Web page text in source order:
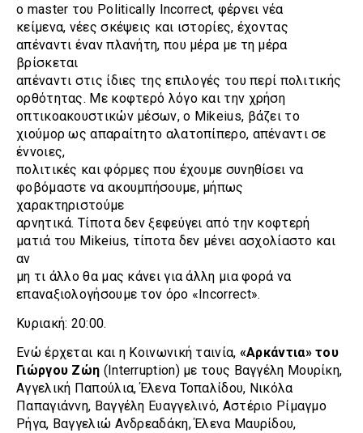
ο master του Politically Incorrect, φέρνει νέα
κείμενα, νέες σκέψεις και ιστορίες, έχοντας
απέναντι έναν πλανήτη, που μέρα με τη μέρα
βρίσκεται
απέναντι στις ίδιες της επιλογές του περί πολιτικής
ορθότητας. Με κοφτερό λόγο και την χρήση
οπτικοακουστικών μέσων, ο Mikeius, βάζει το
χιούμορ ως απαραίτητο αλατοπίπερο, απέναντι σε
έννοιες,
πολιτικές και φόρμες που έχουμε συνηθίσει να
φοβόμαστε να ακουμπήσουμε, μήπως
χαρακτηριστούμε
αρνητικά. Τίποτα δεν ξεφεύγει από την κοφτερή
ματιά του Mikeius, τίποτα δεν μένει ασχολίαστο και
αν
μη τι άλλο θα μας κάνει για άλλη μια φορά να
επαναξιολογήσουμε τον όρο «Incorrect».
Κυριακή: 20:00.
Ενώ έρχεται και η Κοινωνική ταινία, «Αρκάντια» του
Γιώργου Ζώη (Interruption) με τους Βαγγέλη Μουρίκη,
Αγγελική Παπούλια, Έλενα Τοπαλίδου, Νικόλα
Παπαγιάννη, Βαγγέλη Ευαγγελινό, Αστέριο Ρίμαγμο
Ρήγα, Βαγγελιώ Ανδρεαδάκη, Έλενα Μαυρίδου,